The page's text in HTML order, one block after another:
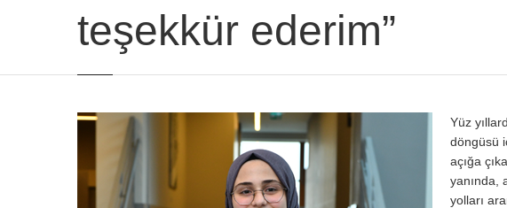
teşekkür ederim”
Yüz
döngüsü
açığa
yanında,
yolları